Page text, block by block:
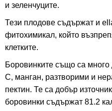
и зеленчуците.
Тези плодове съдържат и
фитохимикал, който
клетките.
Боровинките също са много
С, манган, разтворими и
пектин. Те са добър
боровинки съдържат 81.2